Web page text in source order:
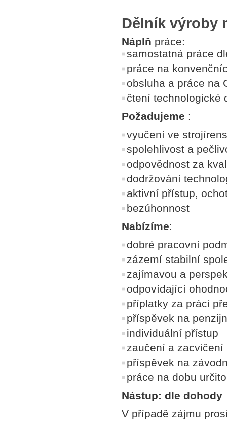
Dělník výroby
Náplň práce:
samostatná práce
práce na
obsluha a práce na
čtení technologické
Požadujeme :
vyučení ve
spolehlivost a
odpovědnost za
dodržování
aktivní přístup,
bezúhonnost
Nabízíme:
dobré pracovní
zázemí stabilní
zajímavou a
odpovídající
příplatky za práci
příspěvek na
individuální přístup
zaučení a zacvičení
příspěvek na
práce na dobu
Nástup: dle dohody
V případě zájmu